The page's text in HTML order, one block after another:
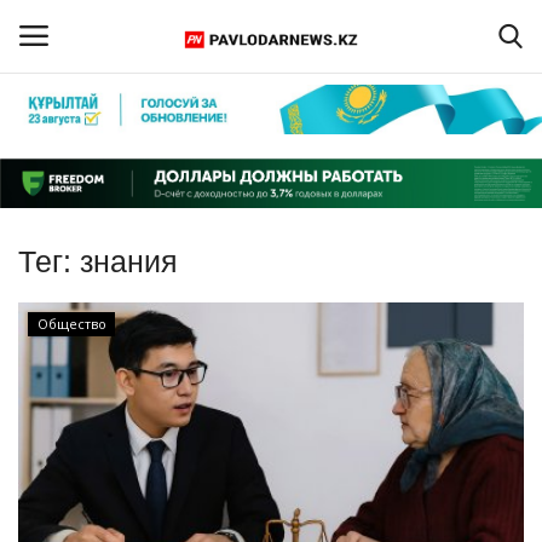
Регистрация
Главная
Обратная связь
ПАВЛОДАРСКАЯ ОБЛАСТЬ
КАЗАХСТАН
МИР
СПЕЦПРОЕКТЫ
Тег: знания
Общество